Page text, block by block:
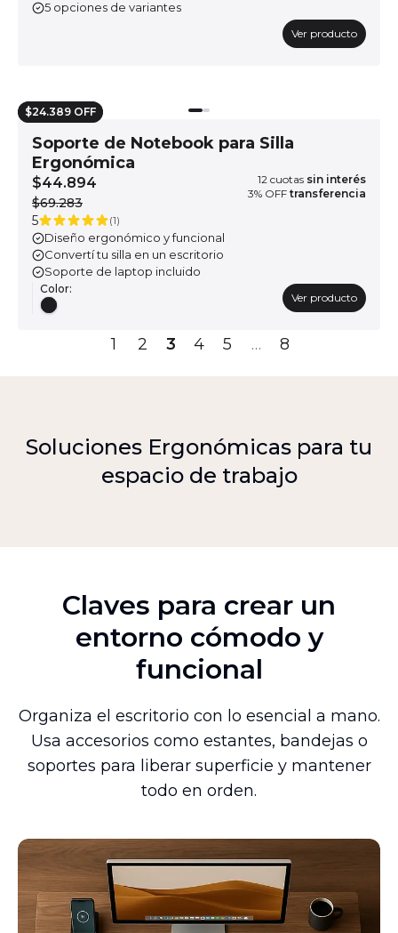
5 opciones de variantes
Ver producto
$24.389 OFF
Soporte de Notebook para Silla
Ergonómica
$44.894
$69.283
5
(1)
12 cuotas sin interés
3% OFF transferencia
Diseño ergonómico y funcional
Convertí tu silla en un escritorio
Soporte de laptop incluido
Color:
Ver producto
1 2 3 4 5 … 8
Soluciones Ergonómicas para tu
espacio de trabajo
Claves para crear un
entorno cómodo y
funcional
Organiza el escritorio con lo esencial a mano.
Usa accesorios como estantes, bandejas o
soportes para liberar superficie y mantener
todo en orden.